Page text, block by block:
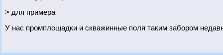
> для примера
У нас промплощадки и скважинные поля таким забором